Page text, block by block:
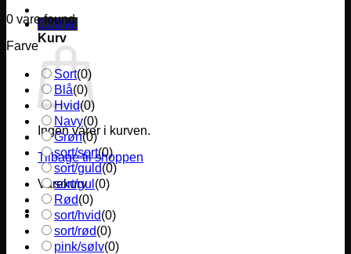
0,00 kr.
Kurv
Ingen varer i kurven.
Tilbage til shoppen
Varekurv
0 vare found
Farve
Sort(0)
Blå(0)
Hvid(0)
Navy(0)
Grøn(0)
sort/sort(0)
sort/guld(0)
sort/gul (0)
Rød(0)
sort/hvid(0)
sort/rød(0)
pink/sølv(0)